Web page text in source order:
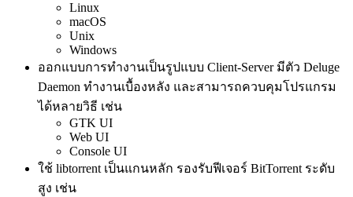
Linux
macOS
Unix
Windows
ออกแบบการทำงานเป็นรูปแบบ Client-Server มีตัว Deluge
Daemon ทำงานเบื้องหลัง และสามารถควบคุมโปรแกรม
ได้หลายวิธี เช่น
GTK UI
Web UI
Console UI
ใช้ libtorrent เป็นแกนหลัก รองรับฟีเจอร์ BitTorrent ระดับ
สูง เช่น